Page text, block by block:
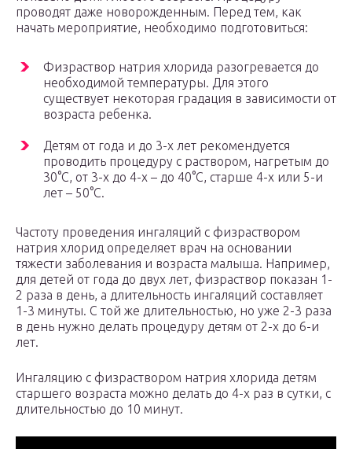
проводят даже новорожденным. Перед тем, как
начать мероприятие, необходимо подготовиться:
Физраствор натрия хлорида разогревается до
необходимой температуры. Для этого
существует некоторая градация в зависимости от
возраста ребенка.
Детям от года и до 3-х лет рекомендуется
проводить процедуру с раствором, нагретым до
30°С, от 3-х до 4-х – до 40°С, старше 4-х или 5-и
лет – 50°С.
Частоту проведения ингаляций с физраствором
натрия хлорид определяет врач на основании
тяжести заболевания и возраста малыша. Например,
для детей от года до двух лет, физраствор показан 1-
2 раза в день, а длительность ингаляций составляет
1-3 минуты. С той же длительностью, но уже 2-3 раза
в день нужно делать процедуру детям от 2-х до 6-и
лет.
Ингаляцию с физраствором натрия хлорида детям
старшего возраста можно делать до 4-х раз в сутки, с
длительностью до 10 минут.